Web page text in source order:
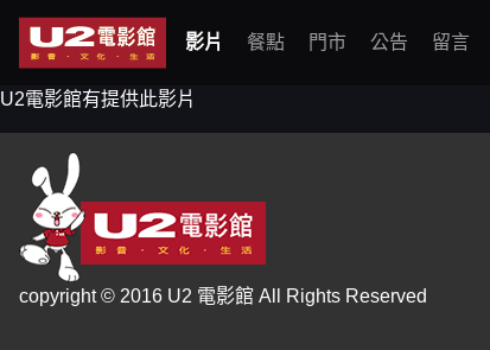
影片 餐點 門市 公告 留言
U2電影館有提供此影片
copyright © 2016 U2 電影館 All Rights Reserved